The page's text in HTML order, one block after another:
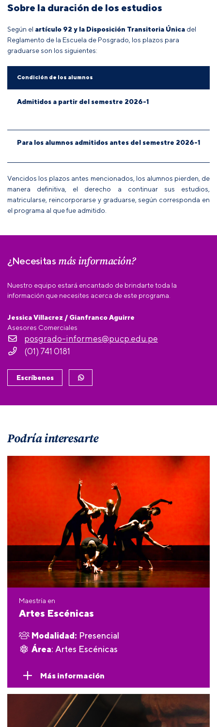
Sobre la duración de los estudios
Según el artículo 92 y la Disposición Transitoria Única del
Reglamento de la Escuela de Posgrado , los plazos para
graduarse son los siguientes:
Condición de los alumnos
Admitidos a partir del semestre 2026-1
Para los alumnos admitidos antes del semestre 2026-1
Vencidos los plazos antes mencionados, los alumnos pierden, de
manera definitiva, el derecho a continuar sus estudios,
matricularse, reincorporarse y graduarse, según corresponda en
el programa al que fue admitido.
¿Necesitas más información?
Nuestro equipo estará encantado de brindarte toda la
información que necesites acerca de este programa.
Jessica Villacrez / Gianfranco Aguirre
Asesores Comerciales
posgrado-informes@pucp.edu.pe
(01) 741 0181
Escríbenos
Podría interesarte
Maestría en
Artes Escénicas
Modalidad: Presencial
Área: Artes Escénicas
Más información